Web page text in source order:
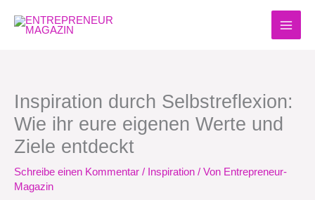
Inhalt
springen
Inspiration durch Selbstreflexion:
Wie ihr eure eigenen Werte und
Ziele entdeckt
Schreibe einen Kommentar / Inspiration / Von Entrepreneur-
Magazin